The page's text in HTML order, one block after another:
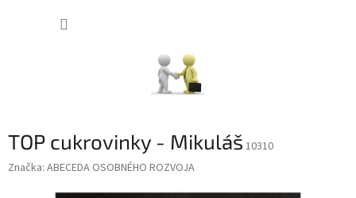
TOP cukrovinky - Mikuláš 10310
Značka: ABECEDA OSOBNÉHO ROZVOJA